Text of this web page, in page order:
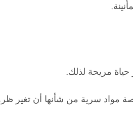
حياة مريحة لذلك.
مواد سرية من شأنها أن تغير